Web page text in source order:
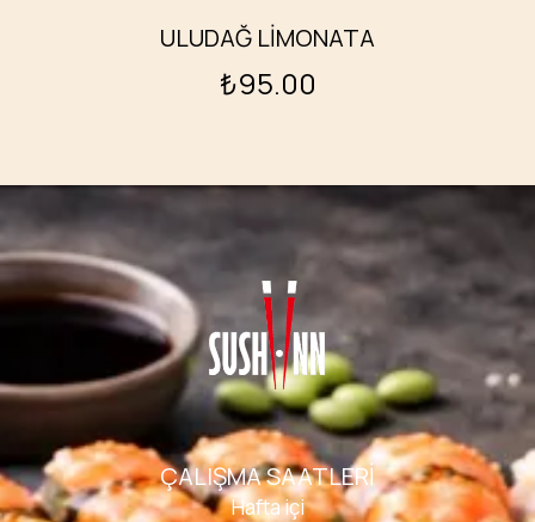
ULUDAĞ LİMONATA
₺95.00
ÇALIŞMA SAATLERI
Hafta içi